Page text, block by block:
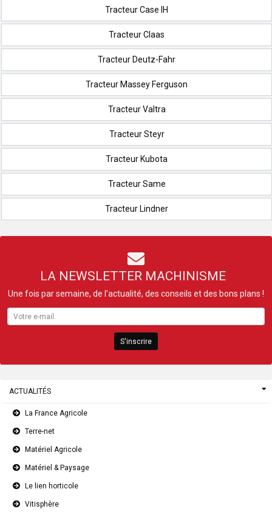
Tracteur Case IH
Tracteur Claas
Tracteur Deutz-Fahr
Tracteur Massey Ferguson
Tracteur Valtra
Tracteur Steyr
Tracteur Kubota
Tracteur Same
Tracteur Lindner
LA NEWSLETTER MACHINISME
Une fois par semaine, de l’actualité, des conseils et des bons plans !
S'inscrire
ACTUALITÉS
La France Agricole
Terre-net
Matériel Agricole
Matériel & Paysage
Le lien horticole
Vitisphère